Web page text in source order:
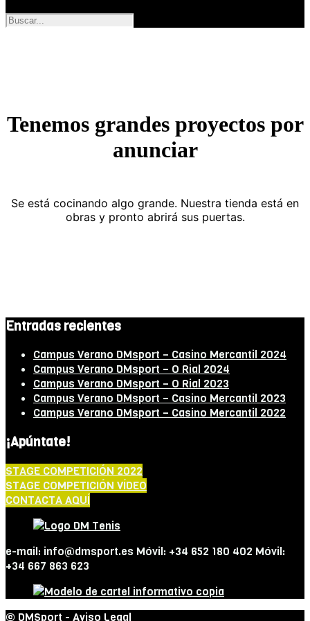
Tenemos grandes proyectos por
anunciar
Se está cocinando algo grande. Nuestra tienda está en
obras y pronto abrirá sus puertas.
Entradas recientes
Campus Verano DMsport – Casino Mercantil 2024
Campus Verano DMsport – O Rial 2024
Campus Verano DMsport – O Rial 2023
Campus Verano DMsport – Casino Mercantil 2023
Campus Verano DMsport – Casino Mercantil 2022
¡Apúntate!
STAGE COMPETICIÓN 2022
STAGE COMPETICIÓN VÍDEO
CONTACTA AQUÍ
e-mail: info@dmsport.es Móvil: +34 652 180 402 Móvil:
+34 667 863 623
© DMSport - Aviso Legal